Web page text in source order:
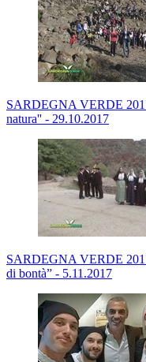
SARDEGNA VERDE
natura'' - 29.10.2017
SARDEGNA VERDE
di bontà” - 5.11.2017